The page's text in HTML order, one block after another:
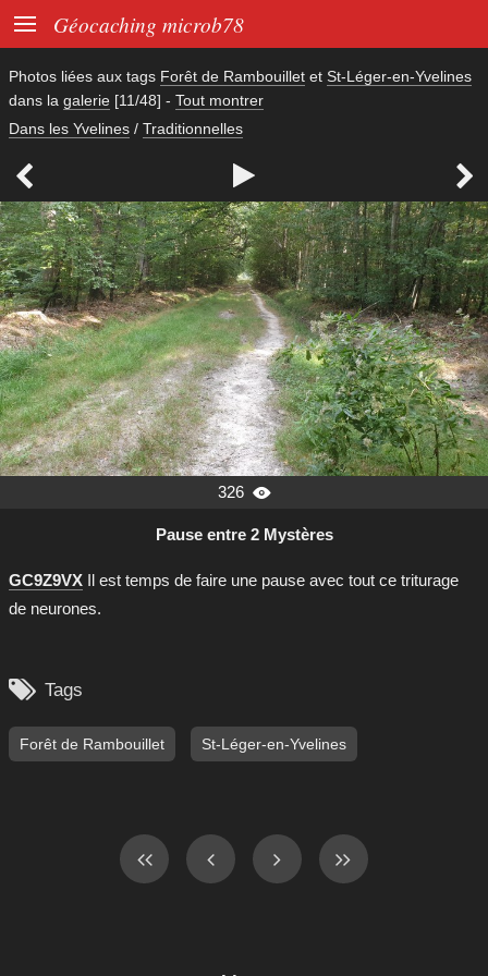
 Géocaching microb78
Photos liées aux tags Forêt de Rambouillet et St-Léger-en-Yvelines
dans la galerie [11/48] - Tout montrer
Dans les Yvelines / Traditionnelles
  
326 
Pause entre 2 Mystères
GC9Z9VX Il est temps de faire une pause avec tout ce triturage
de neurones.
 Tags
Forêt de Rambouillet St-Léger-en-Yvelines